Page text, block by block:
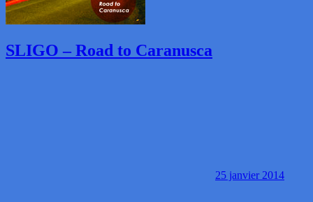
SLIGO – Road to Caranusca
25 janvier 2014